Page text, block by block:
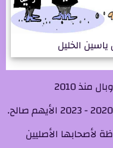
ياسين الخليل
منذ 2010
© 2003 - 2013 - 2017 - 2020 - 2023 الأيهم صالح.
الأصليين